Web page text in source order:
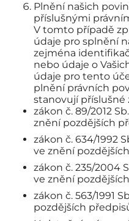
Plnění našich
příslušnými
V tomto případě
údaje pro splnění
zejména
nebo údaje o
údaje pro tento
plnění právních
stanovují příslušné
zákon č. 89/2012
znění pozdějších
zákon č. 634/1992
ve znění
zákon č. 235/2004
ve znění
zákon č. 563/1991
pozdějších